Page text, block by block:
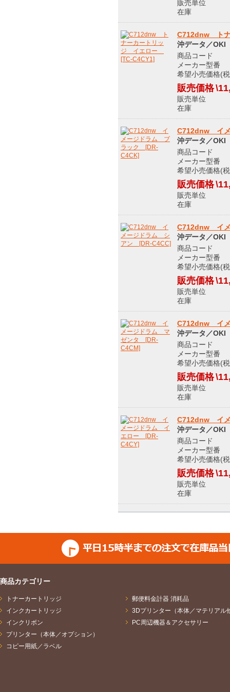
販売単
在庫 メ
C712dnw ト
沖データ／OKI
商品コー
メーカー型
希望小売価格(
販売価格
販売単
在庫 メ
C712dnw イ
沖データ／OKI
商品コー
メーカー型
希望小売価格(
販売価格
販売単
在庫 メ
C712dnw イ
沖データ／OKI
商品コー
メーカー型
希望小売価格(
販売価格
販売単
在庫 メ
C712dnw イ
沖データ／OKI
商品コー
メーカー型
希望小売価格(
販売価格
販売単
在庫 メ
C712dnw イ
沖データ／OKI
商品コー
メーカー型
希望小売価格(
販売価格
販売単
在庫 メ
商品カテゴリー
トナーカートリッジ
インクカートリッジ
インクリボン
プリンター（本体／オプション）
コピー用紙／ラベル
郵便料金計器 消耗品
3Dプリンター（本体／マテリアル
PC周辺機器＆アクセサリー